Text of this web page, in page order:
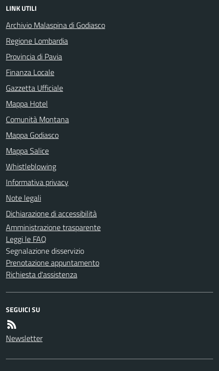
LINK UTILI
Archivio Malaspina di Godiasco
Regione Lombardia
Provincia di Pavia
Finanza Locale
Gazzetta Ufficiale
Mappa Hotel
Comunità Montana
Mappa Godiasco
Mappa Salice
Whistleblowing
Informativa privacy
Note legali
Dichiarazione di accessibilità
Amministrazione trasparente
Leggi le FAQ
Segnalazione disservizio
Prenotazione appuntamento
Richiesta d'assistenza
SEGUICI SU
Newsletter